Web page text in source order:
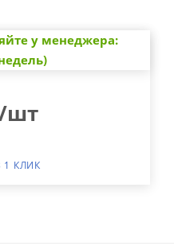
у менеджера:
шт
1 КЛИК